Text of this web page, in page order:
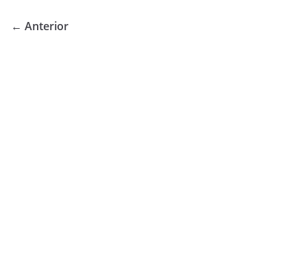
← Anterior